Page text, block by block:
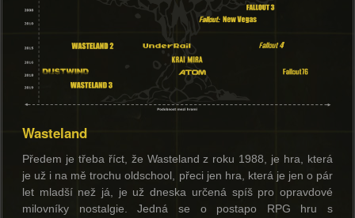
Wasteland
Předem je třeba říct, že Wasteland z roku 1988, je hra, která
je už i na mě trochu oldschool, přeci jen hra, která je jen o pár
let mladší než já, je už dneska určená spíš pro opravdové
milovníky nostalgie. Jedná se o postapo RPG hru s